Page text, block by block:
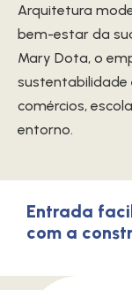
Arquitetura
bem-estar da
Mary Dota, o
sustentabilidade
comércios,
entorno.
Entrada
com a